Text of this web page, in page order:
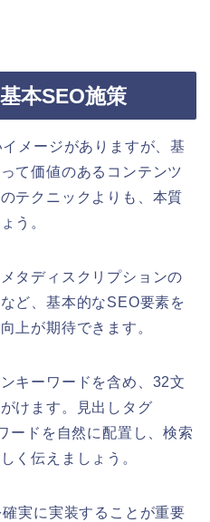
本SEO施策
メージがありますが、基
て価値のあるコンテンツ
テクニックよりも、本質
う。
タディスクリプションの
ど、基本的なSEO要素を
上が期待できます。
キーワードを含め、32文
けます。見出しタグ
ードを自然に配置し、検索
く伝えましょう。
実に実装することが重要